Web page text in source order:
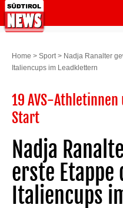
Home > Sport> Nadja Ranalter
Italiencups im Leadklettern
19 AVS-
Start
Nadja
erste Etappe
Italiencups